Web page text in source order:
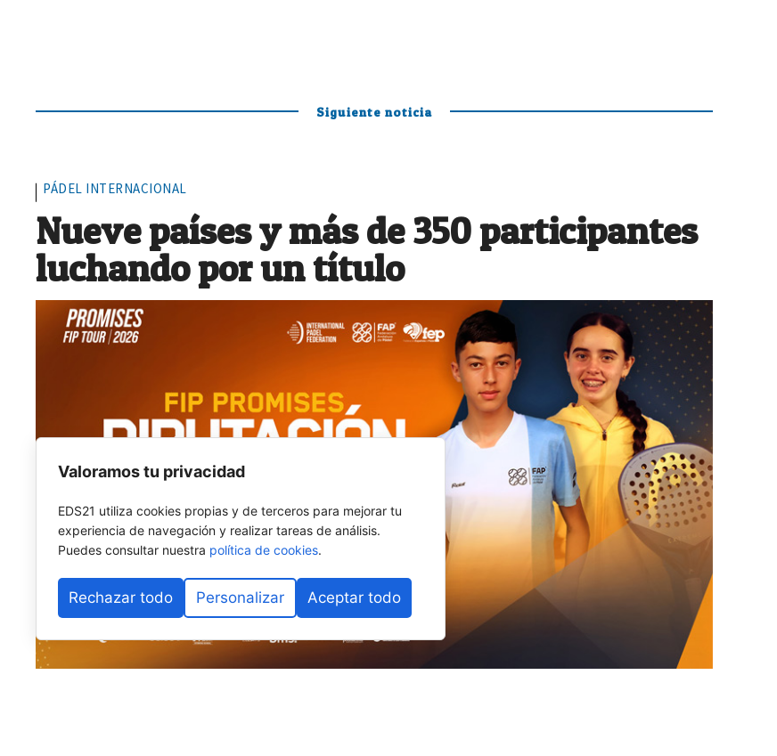
Siguiente noticia
PÁDEL INTERNACIONAL
Nueve países y más de 350 participantes
luchando por un título
Valoramos tu privacidad
EDS21 utiliza cookies propias y de terceros para mejorar tu
experiencia de navegación y realizar tareas de análisis.
Puedes consultar nuestra política de cookies.
Rechazar todo Personalizar Aceptar todo